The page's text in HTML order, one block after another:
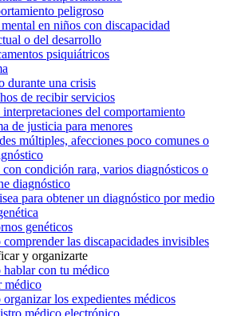
peligroso
en niños con discapacidad
o del desarrollo
psiquiátricos
durante una crisis
de recibir servicios
interpretaciones del comportamiento
de justicia para menores
múltiples, afecciones poco comunes o
condición rara, varios diagnósticos o
diagnóstico
para obtener un diagnóstico por medio
genéticos
las discapacidades invisibles
y organizarte
hablar con tu médico
médico
los expedientes médicos
médico electrónico